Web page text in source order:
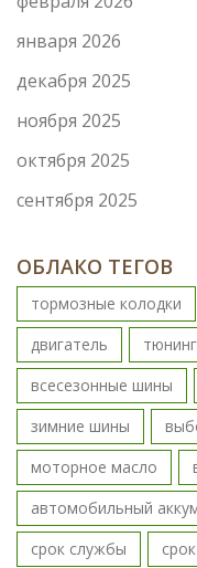
января 2026
декабря 2025
ноября 2025
октября 2025
сентября 2025
ОБЛАКО ТЕГОВ
тормозные колодки
двигатель
всесезонные шины
зимние шины
моторное масло
автомобильный
срок службы